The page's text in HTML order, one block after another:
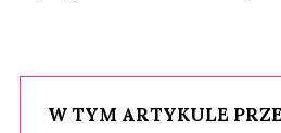
W TYM ARTYKULE